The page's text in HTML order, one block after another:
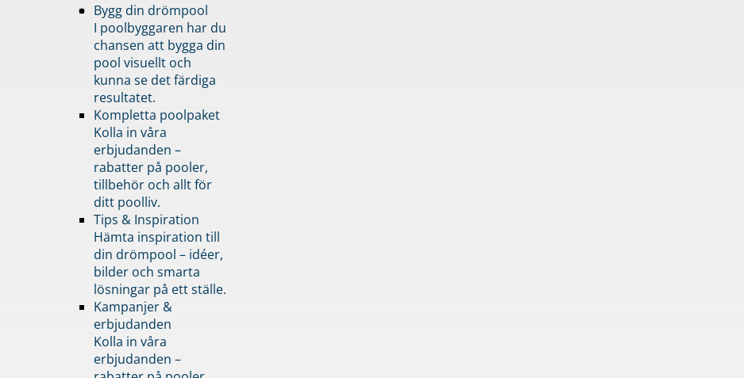
Bygg din drömpool
I poolbyggaren har du
chansen att bygga din
pool visuellt och
kunna se det färdiga
resultatet.
Kompletta poolpaket
Kolla in våra
erbjudanden –
rabatter på pooler,
tillbehör och allt för
ditt poolliv.
Tips & Inspiration
Hämta inspiration till
din drömpool – idéer,
bilder och smarta
lösningar på ett ställe.
Kampanjer &
erbjudanden
Kolla in våra
erbjudanden –